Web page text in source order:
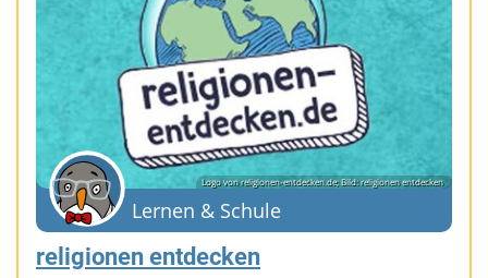
Logo von religionen-entdecken.de; Bild: religionen entdecken
Lernen & Schule
religionen entdecken